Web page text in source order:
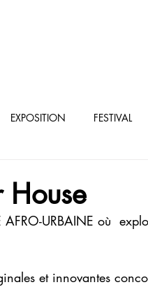
EXPOSITION FESTIVAL
House
AFRO-URBAINE où
et innovantes